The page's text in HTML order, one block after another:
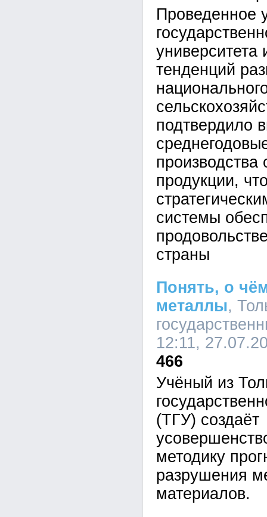
Проведенное
университета
тенденций
подтвердило
производства
продукции,
системы
страны
Понять, о
металлы,
12:11,
466
Учёный из
(ТГУ) создаёт
методику
разрушения
материалов.